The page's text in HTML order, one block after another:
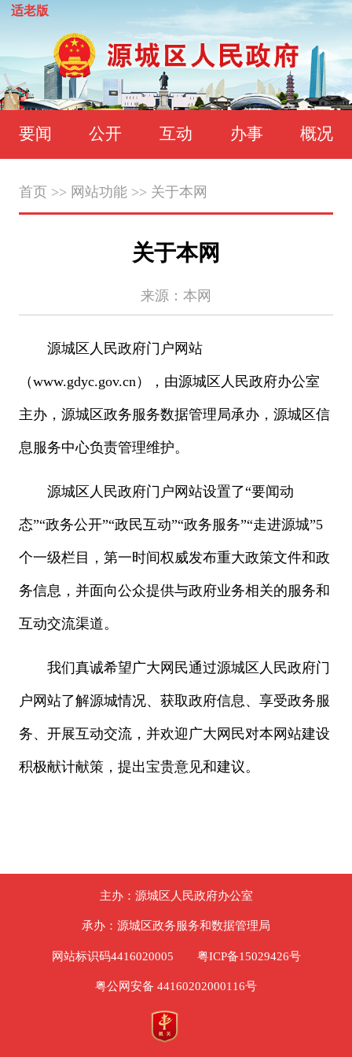
适老版
要闻 公开 互动 办事 概况
首页 >> 网站功能>> 关于本网
关于本网
来源：本网
源城区人民政府门户网站
（www.gdyc.gov.cn），由源城区人民政府办公室
主办，源城区政务服务数据管理局承办，源城区信
息服务中心负责管理维护。
源城区人民政府门户网站设置了“要闻动
态”“政务公开”“政民互动”“政务服务”“走进源城”5
个一级栏目，第一时间权威发布重大政策文件和政
务信息，并面向公众提供与政府业务相关的服务和
互动交流渠道。
我们真诚希望广大网民通过源城区人民政府门
户网站了解源城情况、获取政府信息、享受政务服
务、开展互动交流，并欢迎广大网民对本网站建设
积极献计献策，提出宝贵意见和建议。
主办：源城区人民政府办公室
承办：源城区政务服务和数据管理局
网站标识码4416020005 粤ICP备15029426号
粤公网安备 44160202000116号